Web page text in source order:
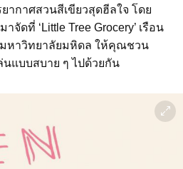
ากาศสวนสีเขียวสุดฮีลใจ โดย
จัดที่ ‘Little Tree Grocery’ เรือน
หาวิทยาลัยมหิดล ให้คุณชวน
นแบบสบาย ๆ ไปด้วยกัน